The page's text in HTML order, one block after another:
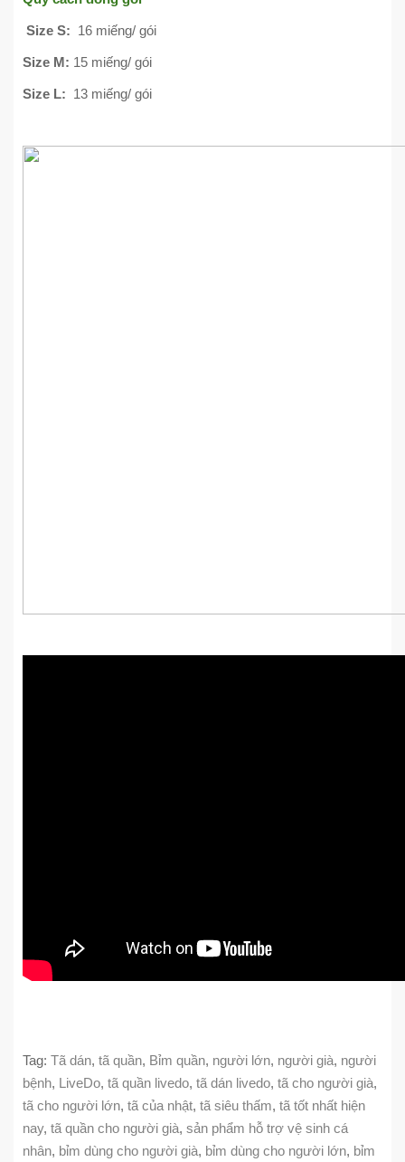
Size S: 16 miếng/ gói
Size M: 15 miếng/ gói
Size L: 13 miếng/ gói
Tag: Tã dán, tã quần, Bỉm quần, người lớn, người già, người
bệnh, LiveDo, tã quần livedo, tã dán livedo, tã cho người già,
tã cho người lớn, tã của nhật, tã siêu thấm, tã tốt nhất hiện
nay, tã quần cho người già, sản phẩm hỗ trợ vệ sinh cá
nhân, bỉm dùng cho người già, bỉm dùng cho người lớn, bỉm